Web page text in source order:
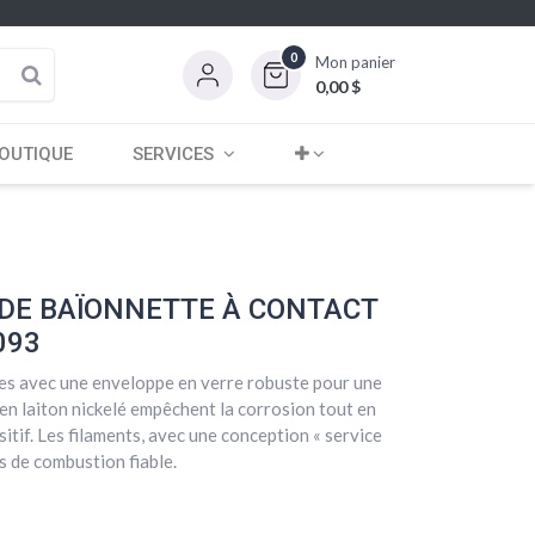
0 Mon panier
0,00$
SERVICES
BAÏONNETTE À CONTACT
avec une enveloppe en verre robuste pour une
laiton nickelé empêchent la corrosion tout en
Les filaments, avec une conception « service
de combustion fiable.